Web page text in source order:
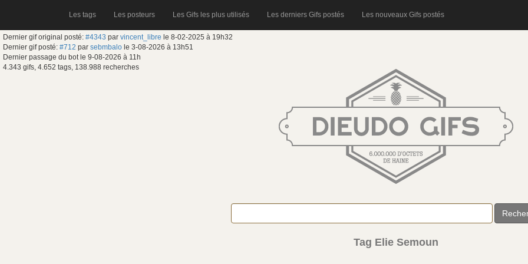
Les tags Les posteurs Les Gifs les plus utilisés Les derniers Gifs postés Les nouveaux Gifs postés
Dernier gif original posté: #4343 par vincent_libre le 8-02-2025 à 19h32
Dernier gif posté: #712 par sebmbalo le 3-08-2026 à 13h51
Dernier passage du bot le 9-08-2026 à 11h
4.343 gifs, 4.652 tags, 138.988 recherches
Tag Elie Semoun